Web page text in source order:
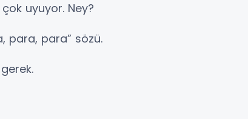
uyuyor. Ney?
para, para” sözü.